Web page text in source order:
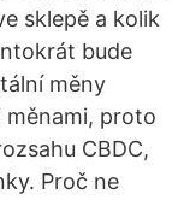
sklepě a kolik
bude
měny
měnami, proto
CBDC,
Proč ne